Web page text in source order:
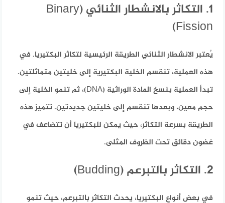
1. التكاثر بالانشطار الثنائي (Binary
Fission)
يُعتبر الانشطار الثنائي الطريقة الرئيسية لتكاثر البكتيريا. في
هذه العملية، تنقسم الخلية البكتيرية إلى خليتين متماثلتين.
تبدأ العملية بنسخ المادة الوراثية (DNA)، ثم تنمو الخلية إلى
حجم معين، وبعدها تنقسم إلى خليتين جديدتين. تتميز هذه
الطريقة بسرعة التكاثر، حيث يمكن للبكتيريا أن تتضاعف في
غضون دقائق تحت الظروف المثلى.
2. التكاثر بالتبرعم (Budding)
في بعض أنواع البكتيريا، يحدث التكاثر بالتبرعم، حيث تنمو